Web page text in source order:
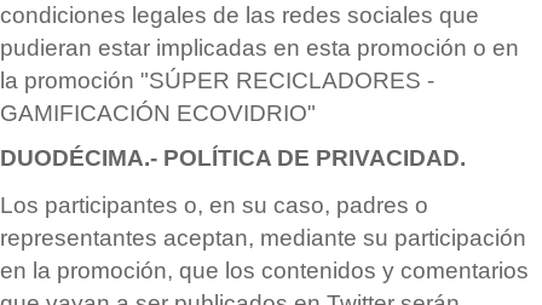
condiciones legales de las redes sociales que
pudieran estar implicadas en esta promoción o en
la promoción "SÚPER RECICLADORES -
GAMIFICACIÓN ECOVIDRIO"
DUODÉCIMA.- POLÍTICA DE PRIVACIDAD.
Los participantes o, en su caso, padres o
representantes aceptan, mediante su participación
en la promoción, que los contenidos y comentarios